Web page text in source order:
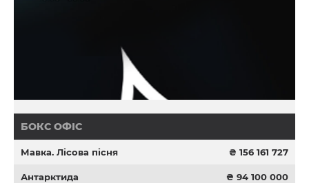
БОКС ОФІС
Мавка. Лісова пісня ₴ 156 161 727
Антарктида ₴ 94 100 000